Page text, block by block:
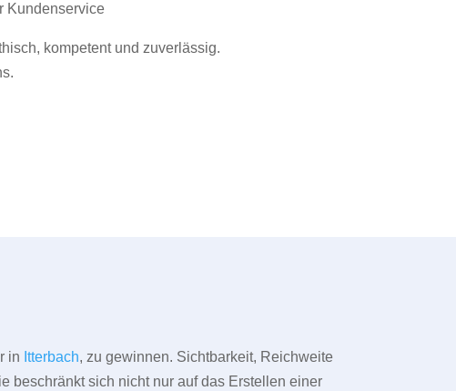
Kundenservice
kompetent und zuverlässig.
in Itterbach, zu gewinnen. Sichtbarkeit, Reichweite
beschränkt sich nicht nur auf das Erstellen einer